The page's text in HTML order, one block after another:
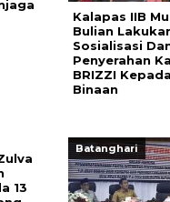
Kalapas IIB
Bulian
Sosialisasi
Penyerahan
BRIZZI
Binaan
13
Batanghari